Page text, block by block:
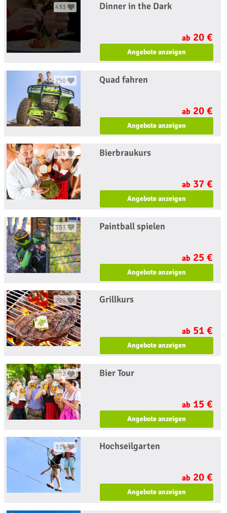
433 Dinner in the Dark
ab 20 €
Angebote anzeigen
750 Quad fahren
ab 20 €
Angebote anzeigen
325 Bierbraukurs
ab 37 €
Angebote anzeigen
353 Paintball spielen
ab 25 €
Angebote anzeigen
229 Grillkurs
ab 51 €
Angebote anzeigen
52 Bier Tour
ab 15 €
Angebote anzeigen
319 Hochseilgarten
ab 20 €
Angebote anzeigen